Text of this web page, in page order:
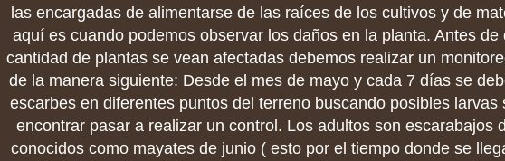
las encargadas de alimentarse de las raíces de los cultivos y de
aquí es cuando podemos observar los daños en la planta. Antes de
cantidad de plantas se vean afectadas debemos realizar un
de la manera siguiente: Desde el mes de mayo y cada 7 días se
escarbes en diferentes puntos del terreno buscando posibles larvas
encontrar pasar a realizar un control. Los adultos son escarabajos
conocidos como mayates de junio ( esto por el tiempo donde se